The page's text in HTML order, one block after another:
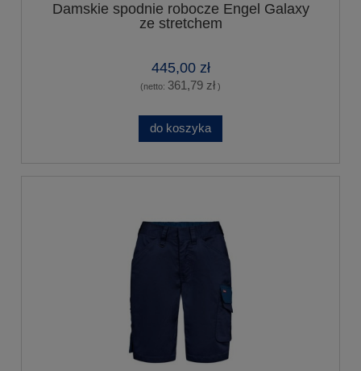
Damskie spodnie robocze Engel Galaxy
ze stretchem
445,00 zł
(netto: 361,79 zł )
do koszyka